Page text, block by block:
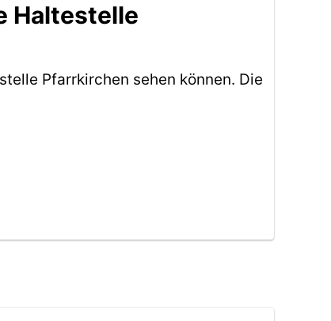
Haltestelle
Pfarrkirchen sehen können. Die